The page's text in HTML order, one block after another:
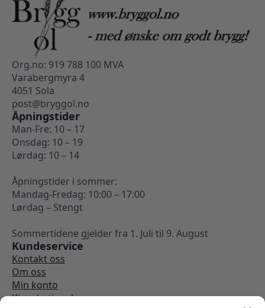
Org.no: 919 788 100 MVA
Varabergmyra 4
4051 Sola
post@bryggol.no
Åpningstider
Man-Fre: 10 – 17
Onsdag: 10 – 19
Lørdag: 10 – 14
Åpningstider i sommer:
Mandag-Fredag: 10:00 – 17:00
Lørdag – Stengt
Sommertidene gjelder fra 1. Juli til 9. August
Kundeservice
Kontakt oss
Om oss
Min konto
Kjøpsbetingelser